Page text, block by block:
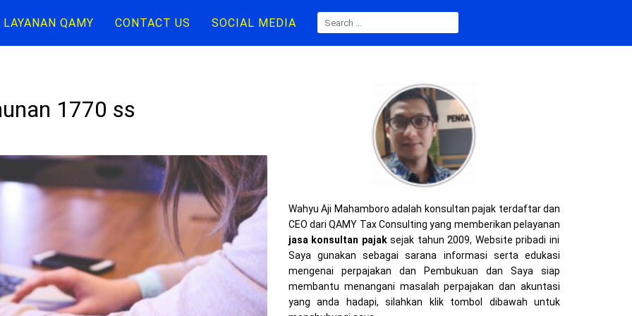
LAYANAN QAMY CONTACT US SOCIAL MEDIA
E
A
F
O
R
:
1770 ss
Wahyu Aji Mahamboro adalah konsultan pajak terdaftar dan
CEO dari QAMY Tax Consulting yang memberikan pelayanan
jasa konsultan pajaksejak tahun 2009, Website pribadi ini
Saya gunakan sebagai sarana informasi serta edukasi
mengenai perpajakan dan Pembukuan dan Saya siap
membantu menangani masalah perpajakan dan akuntasi
yang anda hadapi, silahkan klik tombol dibawah untuk